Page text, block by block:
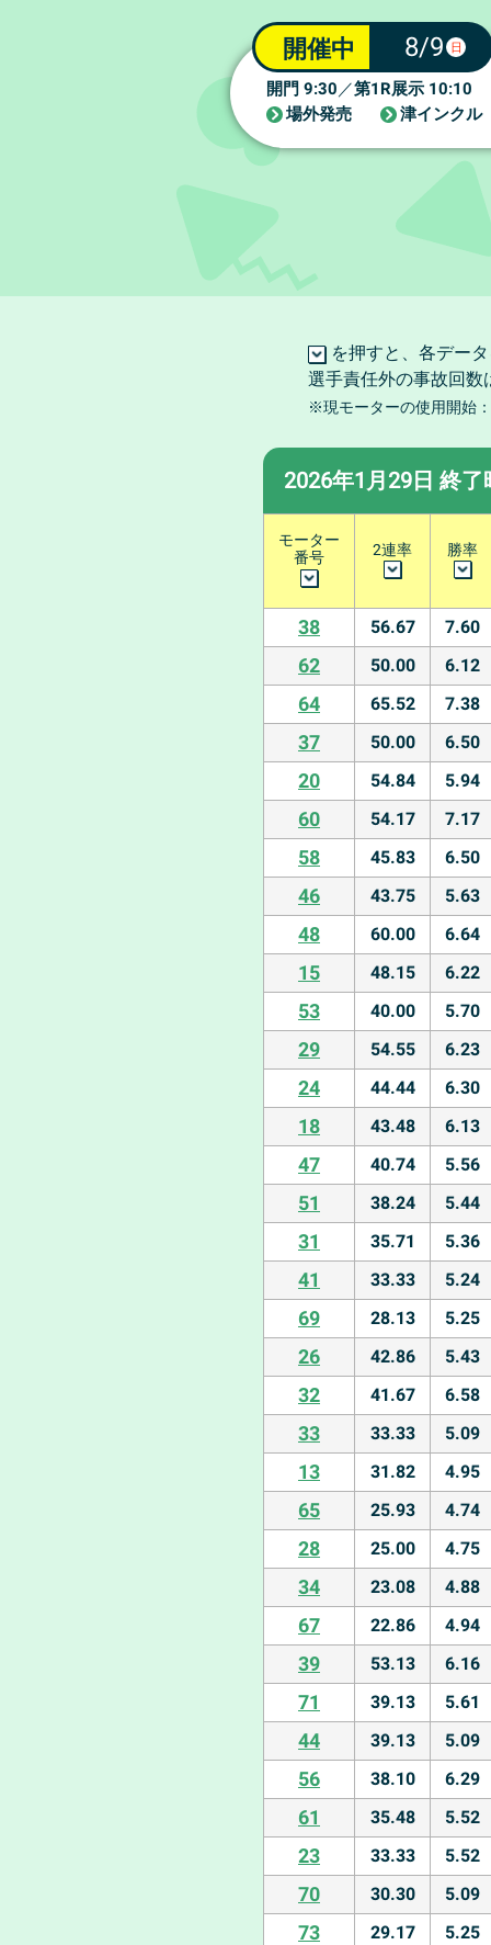
開催中 8/9 日
開門 9:30 ／第1R展示 10:10
場外発売 津インクル
を押すと、各デー
選手責任外の事故回数
※現モーターの使用開始
2026年1月29日 終了
モーター
番号
2連率 勝率
38 56.67 7.60
62 50.00 6.12
64 65.52 7.38
37 50.00 6.50
20 54.84 5.94
60 54.17 7.17
58 45.83 6.50
46 43.75 5.63
48 60.00 6.64
15 48.15 6.22
53 40.00 5.70
29 54.55 6.23
24 44.44 6.30
18 43.48 6.13
47 40.74 5.56
51 38.24 5.44
31 35.71 5.36
41 33.33 5.24
69 28.13 5.25
26 42.86 5.43
32 41.67 6.58
33 33.33 5.09
13 31.82 4.95
65 25.93 4.74
28 25.00 4.75
34 23.08 4.88
67 22.86 4.94
39 53.13 6.16
71 39.13 5.61
44 39.13 5.09
56 38.10 6.29
61 35.48 5.52
23 33.33 5.52
70 30.30 5.09
73 29.17 5.25